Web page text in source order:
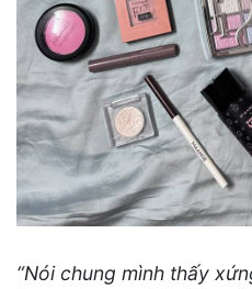
“Nói chung mình thấy